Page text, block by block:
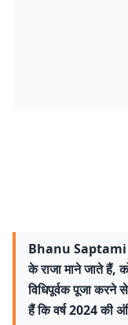
Bhanu Saptami
के राजा माने जाते हैं,
विधिपूर्वक पूजा करने
हैं कि वर्ष 2024 की